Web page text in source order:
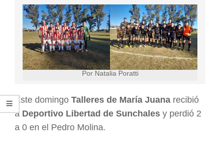
Por Natalia Poratti
Este domingo Talleres de María Juana recibió
a Deportivo Libertad de Sunchales y perdió 2
a 0 en el Pedro Molina.